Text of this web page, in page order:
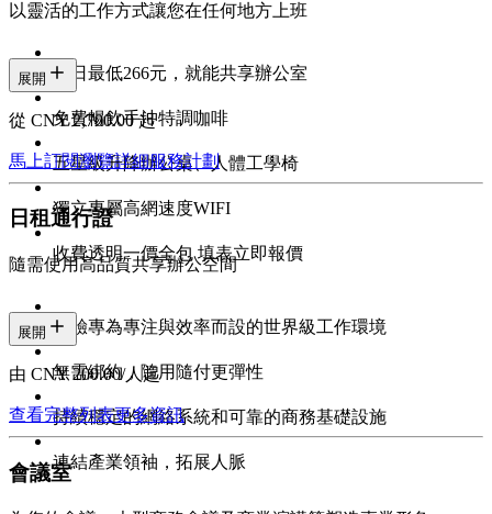
以靈活的工作方式讓您在任何地方上班
每日最低266元，就能共享辦公室
免費暢飲手沖特調咖啡
五星級升降辦公桌、人體工學椅
獨立專屬高網速度WIFI
收費透明一價全包 填表立即報價
展開
從 CNY 2,700.00 起
馬上訂閱瀏覽詳細服務計劃
日租通行證
隨需使用高品質共享辦公空間
體驗專為專注與效率而設的世界級工作環境
無需綁約，隨用隨付更彈性
持續穩定的網絡系統和可靠的商務基礎設施
連結產業領袖，拓展人脈
展開
由 CNY 200.00/人起
查看完整列表更多資訊
會議室